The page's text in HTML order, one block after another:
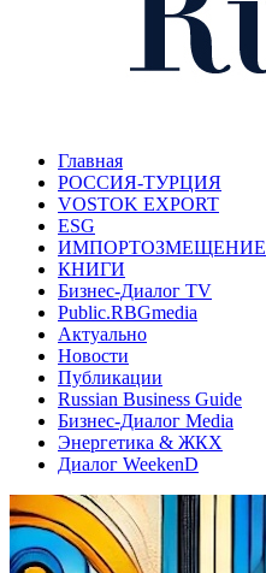
Главная
РОССИЯ-ТУРЦИЯ
VOSTOK EXPORT
ESG
ИМПОРТОЗМЕЩЕНИЕ
КНИГИ
Бизнес-Диалог TV
Public.RBGmedia
Актуально
Новости
Публикации
Russian Business Guide
Бизнес-Диалог Media
Энергетика & ЖКХ
Диалог WeekenD